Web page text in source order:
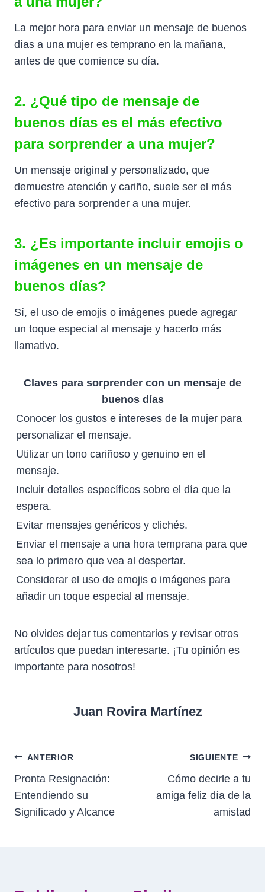
La mejor hora para enviar un mensaje de buenos
días a una mujer es temprano en la mañana,
antes de que comience su día.
2. ¿Qué tipo de mensaje de
buenos días es el más efectivo
para sorprender a una mujer?
Un mensaje original y personalizado, que
demuestre atención y cariño, suele ser el más
efectivo para sorprender a una mujer.
3. ¿Es importante incluir emojis o
imágenes en un mensaje de
buenos días?
Sí, el uso de emojis o imágenes puede agregar
un toque especial al mensaje y hacerlo más
llamativo.
Claves para sorprender con un mensaje de
buenos días
Conocer los gustos e intereses de la mujer para
personalizar el mensaje.
Utilizar un tono cariñoso y genuino en el
mensaje.
Incluir detalles específicos sobre el día que la
espera.
Evitar mensajes genéricos y clichés.
Enviar el mensaje a una hora temprana para que
sea lo primero que vea al despertar.
Considerar el uso de emojis o imágenes para
añadir un toque especial al mensaje.
No olvides dejar tus comentarios y revisar otros
artículos que puedan interesarte. ¡Tu opinión es
importante para nosotros!
Juan Rovira Martínez
Navegación
de
entradas
ANTERIOR
Pronta Resignación:
Entendiendo su
Significado y Alcance
SIGUIENTE
Cómo decirle a tu
amiga feliz día de la
amistad